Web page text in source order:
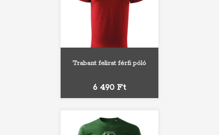
Trabant felirat férfi póló
Ár
6 490 Ft